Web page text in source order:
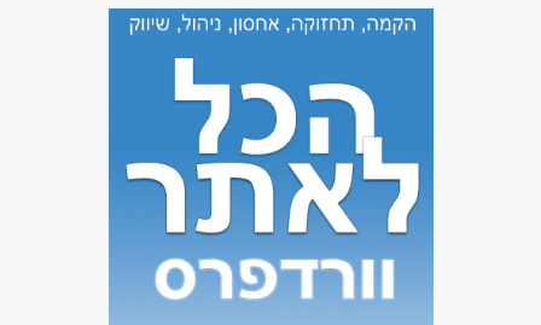
יכולת עבודה בצוות ויחסי אנוש טובים
יכולת התמודדות במצבי לחץ
חינוך, הוראה והדרכה - חינוך מיוחד
חינוך, הוראה והדרכה - מטפל/ת
חינוך, הוראה והדרכה - סייעות /סייעים
עבודה בשעות גמישות
עבודה ללא ניסיון